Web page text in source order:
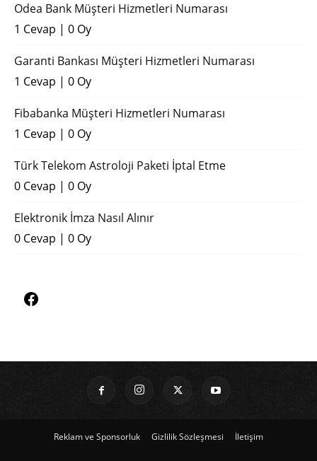
Odea Bank Müşteri Hizmetleri Numarası
1 Cevap | 0 Oy
Garanti Bankası Müşteri Hizmetleri Numarası
1 Cevap | 0 Oy
Fibabanka Müşteri Hizmetleri Numarası
1 Cevap | 0 Oy
Türk Telekom Astroloji Paketi İptal Etme
0 Cevap | 0 Oy
Elektronik İmza Nasıl Alınır
0 Cevap | 0 Oy
Reklam ve Sponsorluk Gizlilik Sözleşmesi İletişim